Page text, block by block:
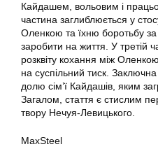
Кайдашем, вольовим і
частина заглиблюється у
Оленкою та їхню боротьбу
заробити на життя. У третій
розквіту кохання між
на суспільний тиск.
долю сім’ї Кайдашів, яким
Загалом, стаття є стислим
твору Нечуя-Левицького.
MaxSteel